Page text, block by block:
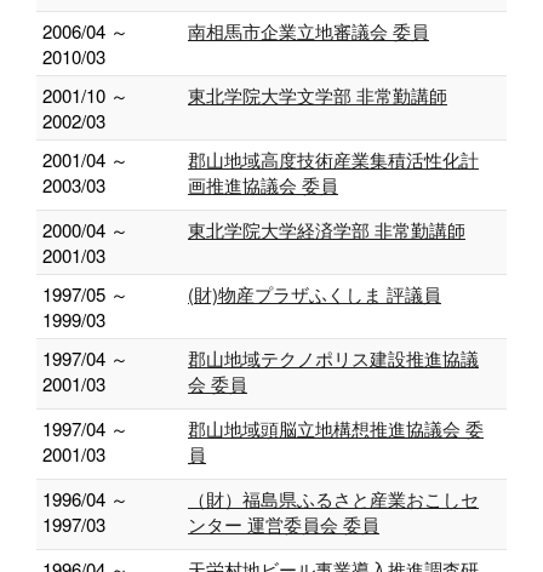
2006/04 ～
2010/03
南相馬市企業立地審議会 委員
2001/10 ～
2002/03
東北学院大学文学部 非常勤講師
2001/04 ～
2003/03
郡山地域高度技術産業集積活性化計
画推進協議会 委員
2000/04 ～
2001/03
東北学院大学経済学部 非常勤講師
1997/05 ～
1999/03
(財)物産プラザふくしま 評議員
1997/04 ～
2001/03
郡山地域テクノポリス建設推進協議
会 委員
1997/04 ～
2001/03
郡山地域頭脳立地構想推進協議会 委
員
1996/04 ～
1997/03
（財）福島県ふるさと産業おこしセ
ンター 運営委員会 委員